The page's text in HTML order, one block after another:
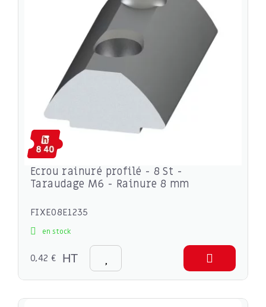
Ecrou rainuré profilé - 8 St -
Taraudage M6 - Rainure 8 mm
FIXE08E1235
en stock
0,42 € HT